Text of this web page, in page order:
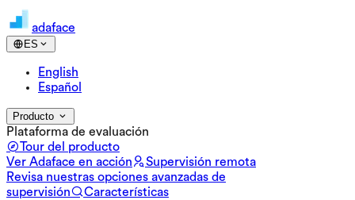
adaface
ES
English
Español
Producto
Plataforma de evaluación
Tour del producto
Ver Adaface en acción
Supervisión remota
Revisa nuestras opciones avanzadas de
supervisión
Características